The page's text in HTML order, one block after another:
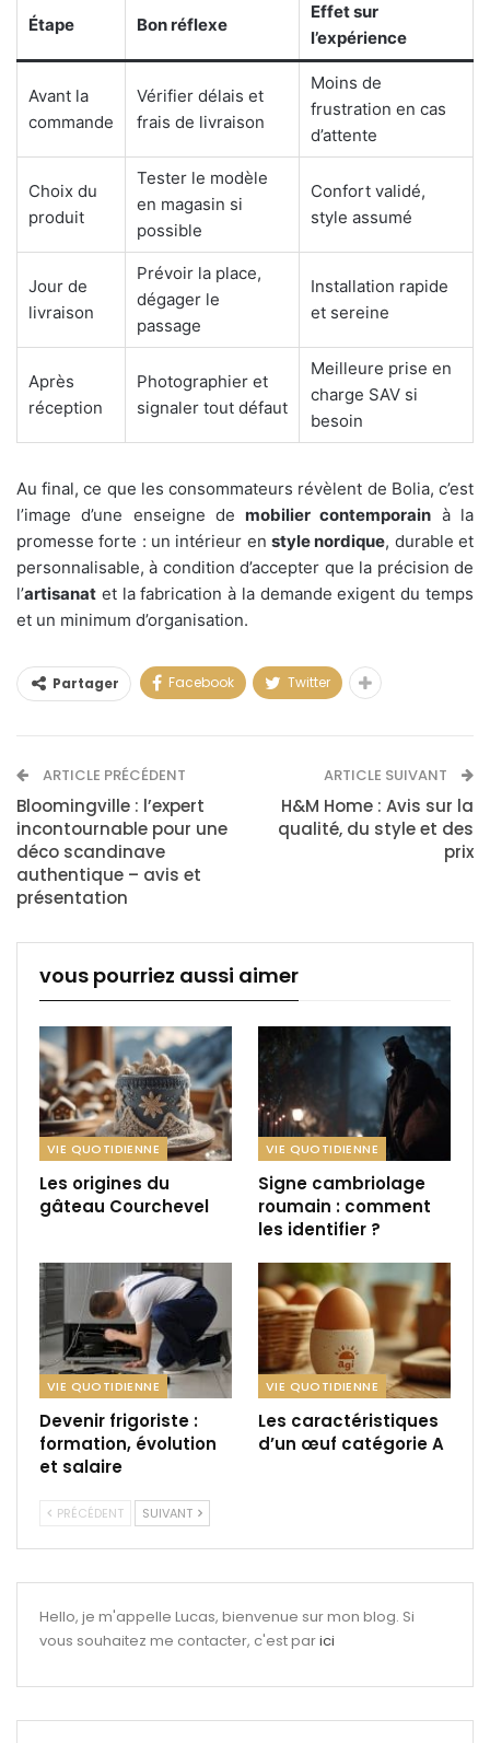
Étape Bon réflexe
Effet sur
l’expérience
Avant la
commande
Vérifier délais et
frais de livraison
Moins de
frustration en cas
d’attente
Choix du
produit
Tester le modèle
en magasin si
possible
Confort validé,
style assumé
Jour de
livraison
Prévoir la place,
dégager le
passage
Installation rapide
et sereine
Après
réception
Photographier et
signaler tout défaut
Meilleure prise en
charge SAV si
besoin
Au final, ce que les consommateurs révèlent de Bolia, c’est
l’image d’une enseigne de mobilier contemporain à la
promesse forte : un intérieur en style nordique, durable et
personnalisable, à condition d’accepter que la précision de
l’artisanat et la fabrication à la demande exigent du temps
et un minimum d’organisation.
Partager Facebook Twitter
ARTICLE PRÉCÉDENT
Bloomingville : l’expert
incontournable pour une
déco scandinave
authentique – avis et
présentation
ARTICLE SUIVANT
H&M Home : Avis sur la
qualité, du style et des
prix
vous pourriez aussi aimer
VIE QUOTIDIENNE
Les origines du
gâteau Courchevel
VIE QUOTIDIENNE
Signe cambriolage
roumain : comment
les identifier ?
VIE QUOTIDIENNE
Devenir frigoriste :
formation, évolution
et salaire
VIE QUOTIDIENNE
Les caractéristiques
d’un œuf catégorie A
PRÉCÉDENT SUIVANT
Hello, je m'appelle Lucas, bienvenue sur mon blog. Si
vous souhaitez me contacter, c'est parici